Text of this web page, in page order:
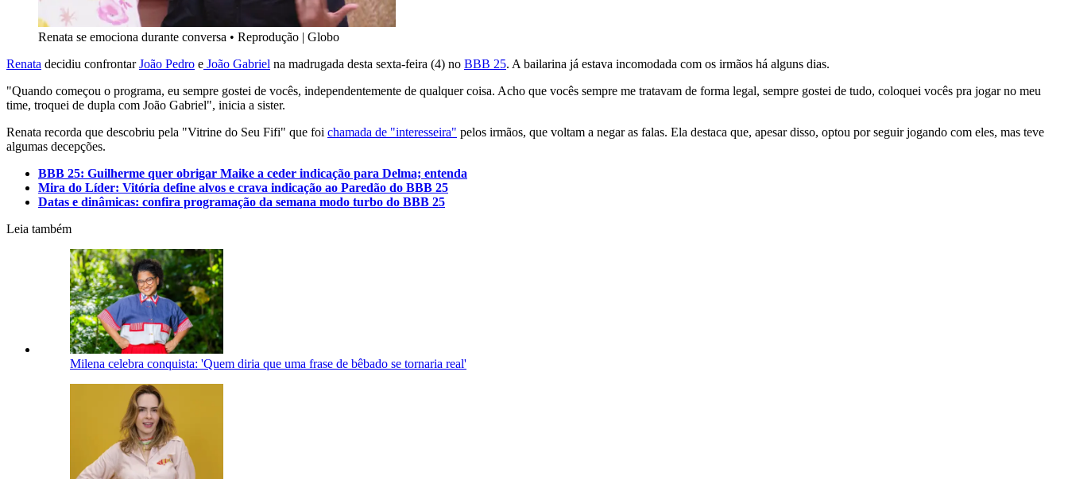
Renata se emociona durante conversa • Reprodução | Globo
Renata decidiu confrontarJoão Pedro e João Gabriel na madrugada desta sexta-feira (4) no BBB 25. A bailarina já estava incomodada com os irmãos há alguns dias.
"Quando começou o programa, eu sempre gostei de vocês, independentemente de qualquer coisa. Acho que vocês sempre me tratavam de forma legal, sempre gostei de tudo, coloquei vocês pra jogar no meu
time, troquei de dupla com João Gabriel", inicia a sister.
Renata recorda que descobriu pela "Vitrine do Seu Fifi" que foi chamada de "interesseira" pelos irmãos, que voltam a negar as falas. Ela destaca que, apesar disso, optou por seguir jogando com eles, mas teve
algumas decepções.
BBB 25: Guilherme quer obrigar Maike a ceder indicação para Delma; entenda
Mira do Líder: Vitória define alvos e crava indicação ao Paredão do BBB 25
Datas e dinâmicas: confira programação da semana modo turbo do BBB 25
Leia também
Milena celebra conquista: 'Quem diria que uma frase de bêbado se tornaria real'